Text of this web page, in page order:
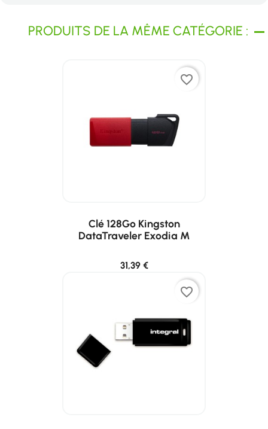
PRODUITS DE LA MÊME CATÉGORIE :
favorite_border
Clé 128Go Kingston
DataTraveler Exodia M
31,39 €
favorite_border